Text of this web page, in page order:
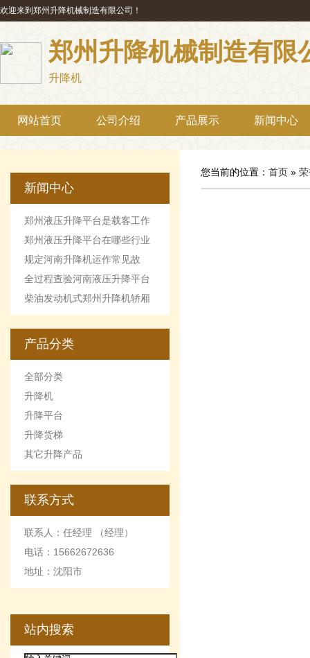
欢迎来到郑州升降机械制造有限公司！
郑州升降机械制造有限
升降机
网站首页 公司介绍 产品展示 新闻中心
新闻中心
郑州液压升降平台是载客工作
机械设备
郑州液压升降平台在哪些行业
最受欢迎
规定河南升降机运作常见故
障。
全过程查验河南液压升降平台
柴油发动机式郑州升降机轿厢
的优点和缺点
产品分类
全部分类
升降机
升降平台
升降货梯
其它升降产品
联系方式
联系人：任经理 （经理）
电话：15662672636
地址：沈阳市
站内搜索
您当前的位置： 首页 »